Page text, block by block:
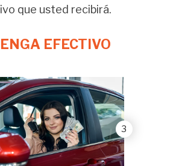
que usted recibirá.
EFECTIVO
3